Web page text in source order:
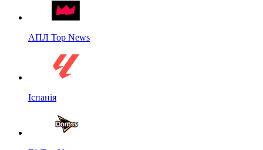
АПЛ Top News
Іспанія